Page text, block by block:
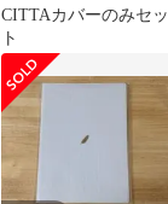
CITTAカバーのみセッ
ト